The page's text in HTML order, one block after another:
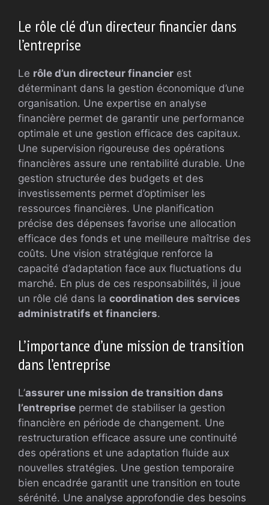
Le rôle clé d’un directeur financier dans
l’entreprise
Le rôle d’un directeur financier est
déterminant dans la gestion économique d’une
organisation. Une expertise en analyse
financière permet de garantir une performance
optimale et une gestion efficace des capitaux.
Une supervision rigoureuse des opérations
financières assure une rentabilité durable. Une
gestion structurée des budgets et des
investissements permet d’optimiser les
ressources financières. Une planification
précise des dépenses favorise une allocation
efficace des fonds et une meilleure maîtrise des
coûts. Une vision stratégique renforce la
capacité d’adaptation face aux fluctuations du
marché. En plus de ces responsabilités, il joue
un rôle clé dans la coordination des services
administratifs et financiers.
L’importance d’une mission de transition
dans l’entreprise
L’assurer une mission de transition dans
l’entreprise permet de stabiliser la gestion
financière en période de changement. Une
restructuration efficace assure une continuité
des opérations et une adaptation fluide aux
nouvelles stratégies. Une gestion temporaire
bien encadrée garantit une transition en toute
sérénité. Une analyse approfondie des besoins